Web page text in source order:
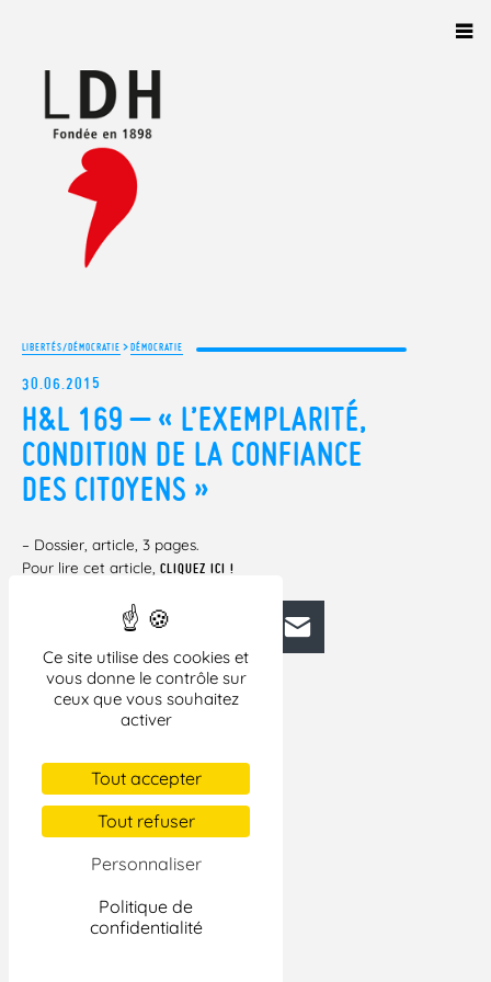
Ce site utilise des cookies et
vous donne le contrôle sur
ceux que vous souhaitez
activer
Tout accepter
Tout refuser
Personnaliser
Politique de
confidentialité
LIBERTÉS/DÉMOCRATIE >DÉMOCRATIE
30.06.2015
H&L 169 – « L’EXEMPLARITÉ,
CONDITION DE LA CONFIANCE
DES CITOYENS »
– Dossier, article, 3 pages.
Pour lire cet article, CLIQUEZ ICI !
FacebookBlueskyMastodonLinkedIn